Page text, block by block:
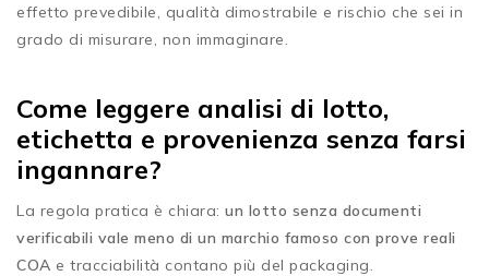
effetto prevedibile, qualità dimostrabile e rischio che sei in
grado di misurare, non immaginare.
Come leggere analisi di lotto,
etichetta e provenienza senza farsi
ingannare?
La regola pratica è chiara: un lotto senza documenti
verificabili vale meno di un marchio famoso con prove reali
COA e tracciabilità contano più del packaging.